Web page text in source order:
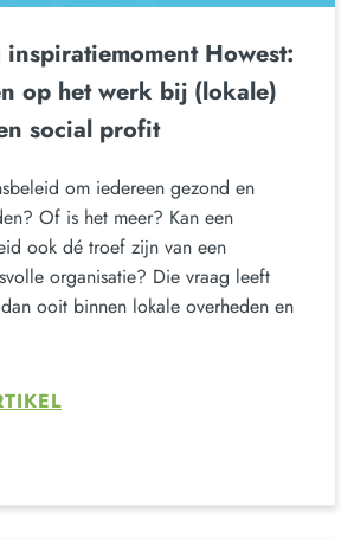
Howest:
op het werk bij (lokale)
social profit
om iedereen gezond en
Of is het meer? Kan een
ook dé troef zijn van een
organisatie? Die vraag leeft
ooit binnen lokale overheden en